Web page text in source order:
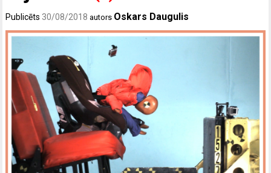
Publicēts 30/08/2018 autors Oskars Daugulis